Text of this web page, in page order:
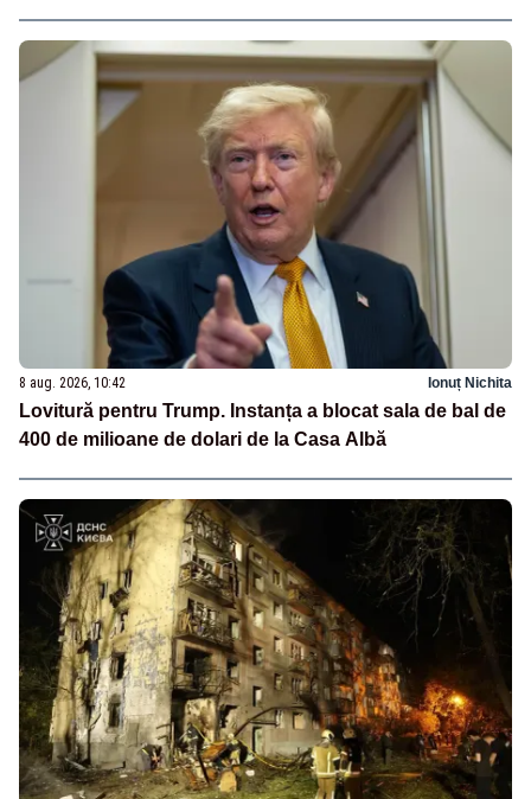
8 aug. 2026, 10:42 Ionuț Nichita
Lovitură pentru Trump. Instanța a blocat sala de bal de
400 de milioane de dolari de la Casa Albă